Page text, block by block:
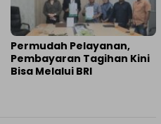
Permudah Pelayanan,
Pembayaran Tagihan Kini
Bisa Melalui BRI